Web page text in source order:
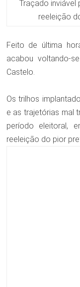
Traçado inviável
reeleição
Feito de última
acabou voltando-
Castelo.
Os trilhos
e as trajetórias mal
período eleitoral,
reeleição do pior